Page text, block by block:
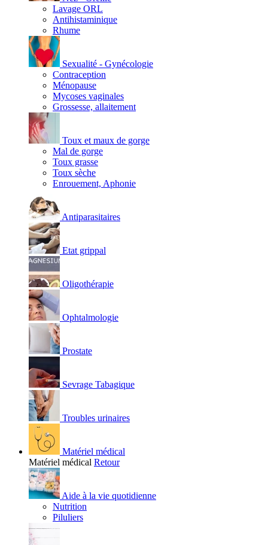
Lavage ORL
Antihistaminique
Rhume
Sexualité - Gynécologie
Contraception
Ménopause
Mycoses vaginales
Grossesse, allaitement
Toux et maux de gorge
Mal de gorge
Toux grasse
Toux sèche
Enrouement, Aphonie
Antiparasitaires
Etat grippal
Oligothérapie
Ophtalmologie
Prostate
Sevrage Tabagique
Troubles urinaires
Matériel médical
Matériel médical Retour
Aide à la vie quotidienne
Nutrition
Piluliers